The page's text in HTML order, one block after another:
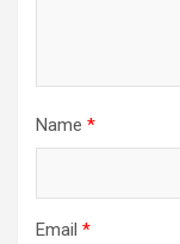
Name *
Email *